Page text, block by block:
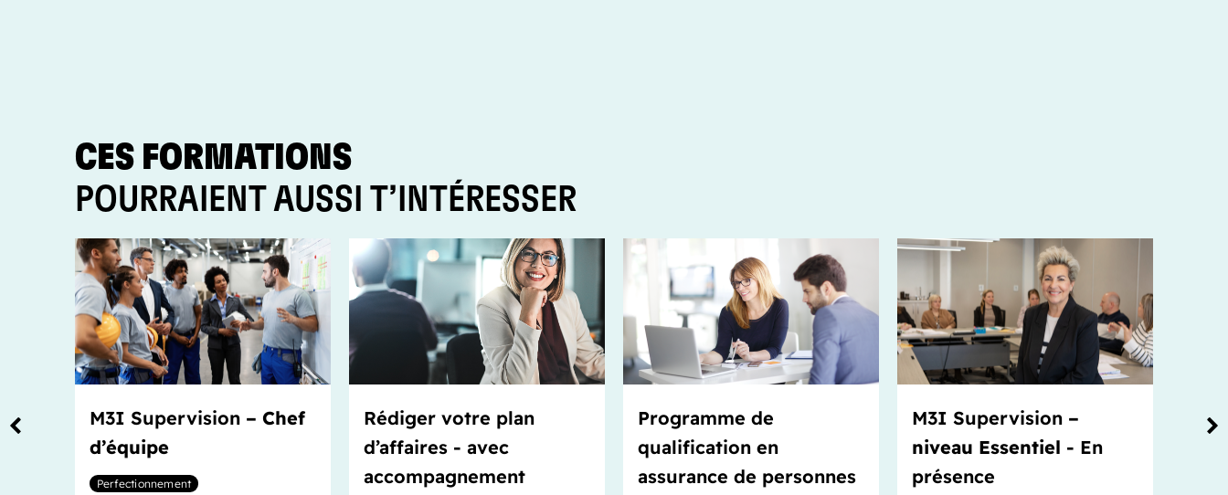
CES FORMATIONS
POURRAIENT AUSSI T’INTÉRESSER
M3I Supervision – Chef
d’équipe
Perfectionnement
Rédiger votre plan
d’affaires - avec
accompagnement
Programme de
qualification en
assurance de personnes
M3I Supervision –
niveau Essentiel - En
présence